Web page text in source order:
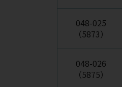
048-025
（5873）
048-026
（5875）